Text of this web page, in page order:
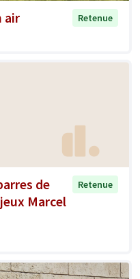
air
Retenue
de
Marcel
Retenue